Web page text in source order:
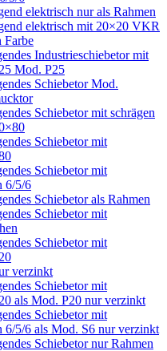
elektrisch nur als Rahmen
elektrisch mit 20×20 VKR
Farbe
Industrieschiebetor mit
Mod. P25
Schiebetor Mod.
Schiebetor mit schrägen
Schiebetor mit
Schiebetor mit
6/5/6
Schiebetor als Rahmen
Schiebetor mit
Schiebetor mit
verzinkt
Schiebetor mit
als Mod. P20 nur verzinkt
Schiebetor mit
6/5/6 als Mod. S6 nur verzinkt
Schiebetor nur Rahmen